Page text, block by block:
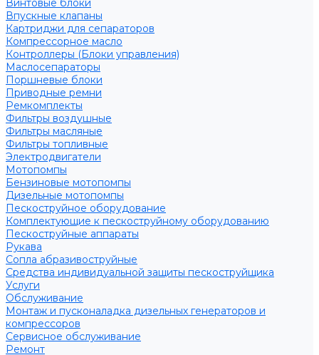
Винтовые блоки
Впускные клапаны
Картриджи для сепараторов
Компрессорное масло
Контроллеры (Блоки управления)
Маслосепараторы
Поршневые блоки
Приводные ремни
Ремкомплекты
Фильтры воздушные
Фильтры масляные
Фильтры топливные
Электродвигатели
Мотопомпы
Бензиновые мотопомпы
Дизельные мотопомпы
Пескоструйное оборудование
Комплектующие к пескоструйному оборудованию
Пескоструйные аппараты
Рукава
Сопла абразивоструйные
Средства индивидуальной защиты пескоструйщика
Услуги
Обслуживание
Монтаж и пусконаладка дизельных генераторов и
компрессоров
Сервисное обслуживание
Ремонт